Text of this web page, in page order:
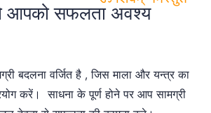
आपको सफलता अवश्य
बदलना वर्जित है , जिस माला और यन्त्र का
करें। साधना के पूर्ण होने पर आप सामग्री